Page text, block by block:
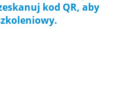
kod QR, aby